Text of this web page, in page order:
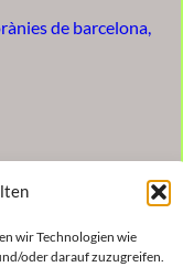
wir Technologien wie
oder darauf zuzugreifen.
de barcelona,